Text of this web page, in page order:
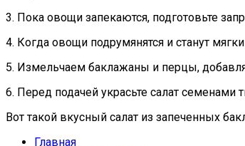
3. Пока овощи запекаются, подготовьте
4. Когда овощи подрумянятся и станут
5. Измельчаем баклажаны и перцы,
6. Перед подачей украсьте салат семенами
Вот такой вкусный салат из запеченных
Главная